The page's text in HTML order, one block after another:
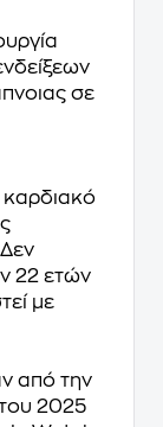
σε
καρδιακό
22 ετών
με
από την
2025